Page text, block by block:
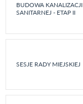
BUDOWA KANALIZACJI
SANITARNEJ - ETAP II
SESJE RADY MIEJSKIEJ